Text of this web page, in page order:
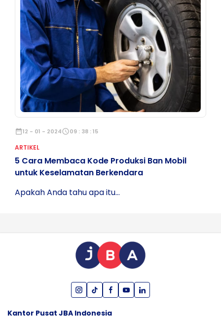
date_range12 - 01 - 2024schedule09 : 38 : 15
ARTIKEL
5 Cara Membaca Kode Produksi Ban Mobil
untuk Keselamatan Berkendara
Apakah Anda tahu apa itu...
Kantor Pusat JBA Indonesia